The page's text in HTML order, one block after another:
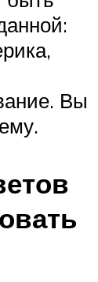
Вы